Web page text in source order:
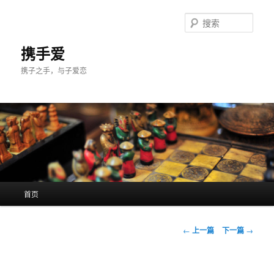
携手爱
携子之手，与子爱恋
索
首页
文
← 上一篇 下一篇 →